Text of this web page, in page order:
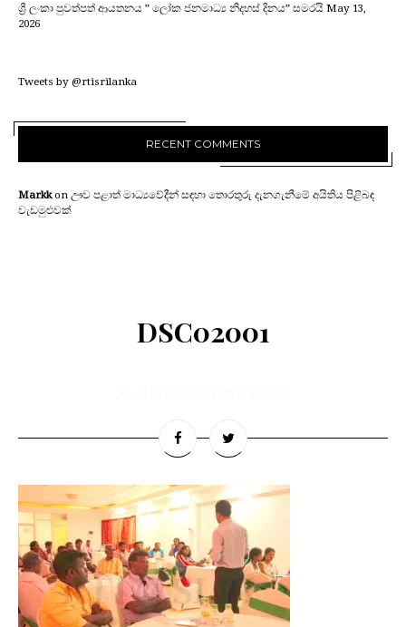
ශ්‍රී ලංකා පුවත්පත් ආයතනය ” ලෝක ජනමාධ්‍ය නිදහස් දිනය” සමරයි May 13,
2026
Tweets by @rtisrilanka
RECENT COMMENTS
Markkon ඌව පළාත් මාධ්‍යවේදීන් සඳහා තොරතුරු දැනගැනීමේ අයිතිය පිළිබඳ
වැඩමුළුවක්
DSC02001